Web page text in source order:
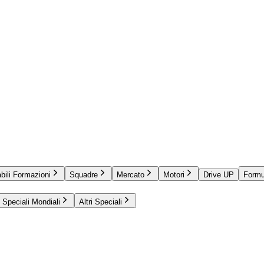
Formazioni Squadre Mercato Motori Drive UP
Speciali Mondiali Altri Speciali